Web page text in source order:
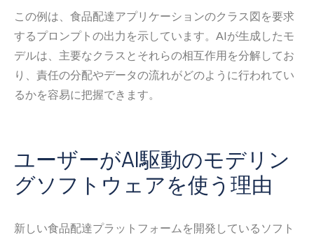
この例は、食品配達アプリケーションのクラス図を要求
するプロンプトの出力を示しています。AIが生成したモ
デルは、主要なクラスとそれらの相互作用を分解してお
り、責任の分配やデータの流れがどのように行われてい
るかを容易に把握できます。
ユーザーがAI駆動のモデリン
グソフトウェアを使う理由
新しい食品配達プラットフォームを開発しているソフト